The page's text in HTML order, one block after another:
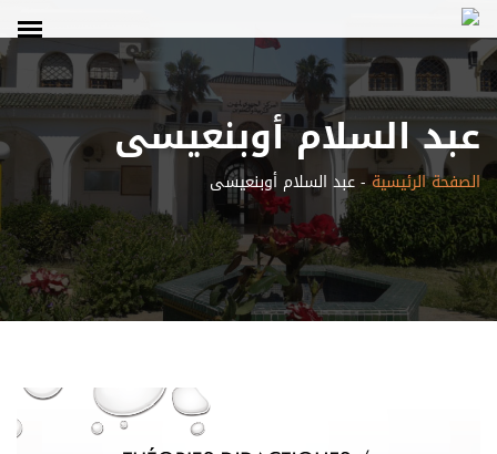
عبد السلام أوبنعيسى
الصفحة الرئيسية-عبد السلام أوبنعيسى